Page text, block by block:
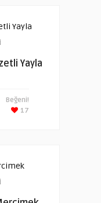
Yayla
Beğeni!
17